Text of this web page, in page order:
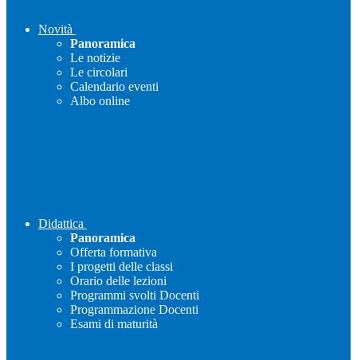
Novità
Panoramica
Le notizie
Le circolari
Calendario eventi
Albo online
Didattica
Panoramica
Offerta formativa
I progetti delle classi
Orario delle lezioni
Programmi svolti Docenti
Programmazione Docenti
Esami di maturità